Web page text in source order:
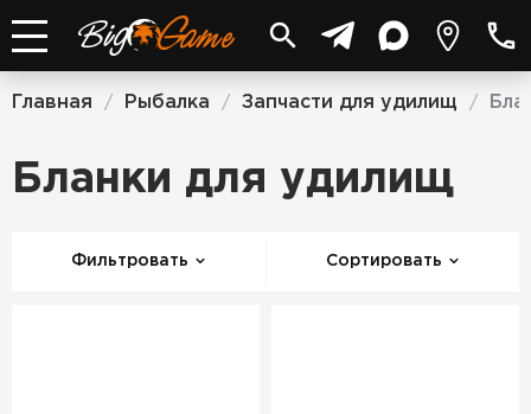
Главная / Рыбалка / Запчасти для удилищ /
Бланки для удилищ
Фильтровать Сортировать